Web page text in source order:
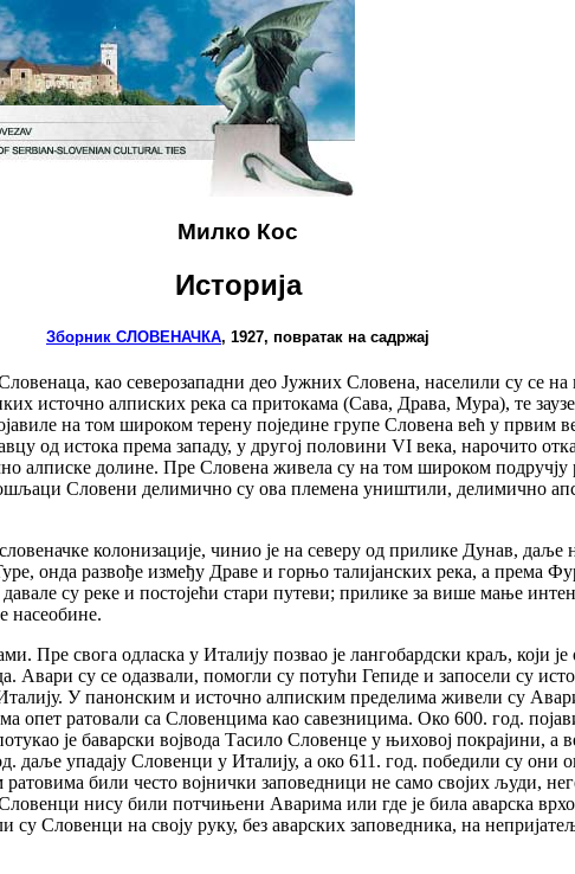
Милко Кос
Историја
Зборник СЛОВЕНАЧКА, 1927, повратак на садржај
као северозападни део Јужних Словена, населили су се
источно алписких река са притокама (Сава, Драва, Мура), те
на том широком терену поједине групе Словена већ у првим
од истока према западу, у другој половини VI века, нарочито
алписке долине. Пре Словена живела су на том широком подручју
Словени делимично су ова племена уништили, делимично
колонизације, чинио је на северу од прилике Дунав, даље
онда развође између Драве и горњо талијанских река, а према
су реке и постојећи стари путеви; прилике за више мање
насеобине.
Пре свога одласка у Италију позвао је лангобардски краљ, који
Авари су се одазвали, помогли су потући Гепиде и запосели су
У панонским и источно алписким пределима живели су
опет ратовали са Словенцима као савезницима. Око 600. год.
је баварски војвода Тасило Словенце у њиховој покрајини, а
упадају Словенци у Италију, а око 611. год. победили су они
били често војнички заповедници не само својих људи,
нису били потчињени Аварима или где је била аварска
Словенци на своју руку, без аварских заповедника, на